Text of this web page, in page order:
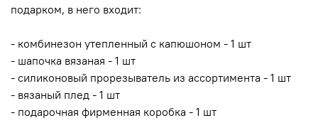
подарком, в него входит:
- комбинезон утепленный с капюшоном - 1 шт
- шапочка вязаная - 1 шт
- силиконовый прорезыватель из ассортимента - 1 шт
- вязаный плед - 1 шт
- подарочная фирменная коробка - 1 шт